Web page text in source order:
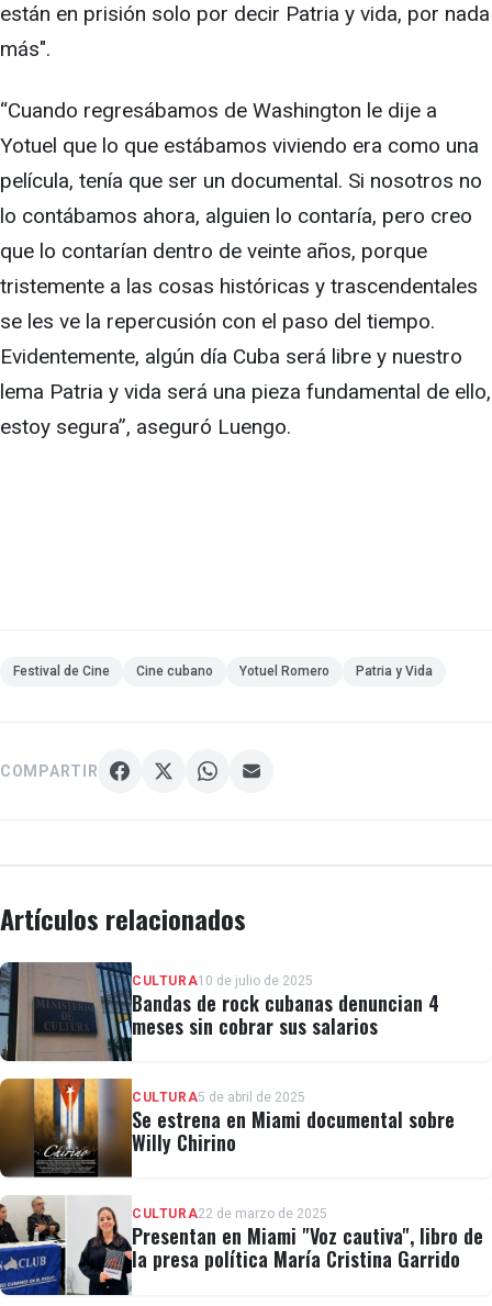
están en prisión solo por decir Patria y vida, por nada
más".
“Cuando regresábamos de Washington le dije a
Yotuel que lo que estábamos viviendo era como una
película, tenía que ser un documental. Si nosotros no
lo contábamos ahora, alguien lo contaría, pero creo
que lo contarían dentro de veinte años, porque
tristemente a las cosas históricas y trascendentales
se les ve la repercusión con el paso del tiempo.
Evidentemente, algún día Cuba será libre y nuestro
lema Patria y vida será una pieza fundamental de ello,
estoy segura”, aseguró Luengo.
Festival de Cine Cine cubano Yotuel Romero Patria y Vida
COMPARTIR
Artículos relacionados
CULTURA10 de julio de 2025
Bandas de rock cubanas denuncian 4
meses sin cobrar sus salarios
CULTURA5 de abril de 2025
Se estrena en Miami documental sobre
Willy Chirino
CULTURA22 de marzo de 2025
Presentan en Miami "Voz cautiva", libro de
la presa política María Cristina Garrido